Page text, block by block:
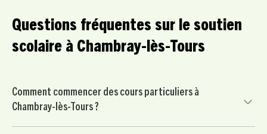
Questions fréquentes sur le soutien
scolaire à Chambray-lès-Tours
Comment commencer des cours particuliers à
Chambray-lès-Tours ?